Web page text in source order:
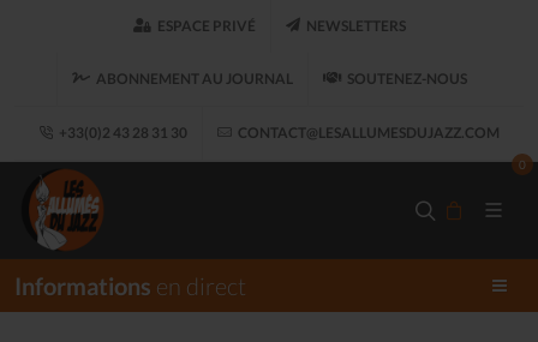
ESPACE PRIVÉ NEWSLETTERS
ABONNEMENT AU JOURNAL SOUTENEZ-NOUS
+33(0)2 43 28 31 30 CONTACT@LESALLUMESDUJAZZ.COM
0
Informations en direct